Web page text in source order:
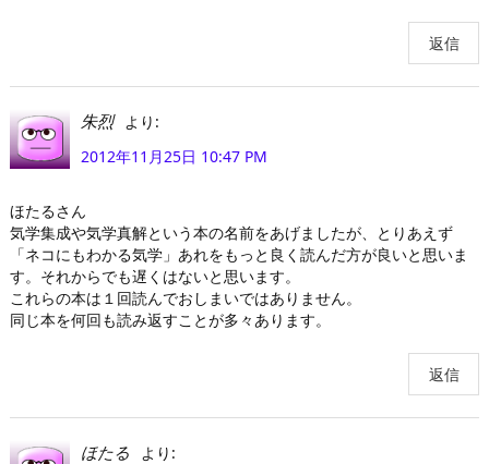
返信
朱烈
より:
2012年11月25日 10:47 PM
ほたるさん
気学集成や気学真解という本の名前をあげましたが、とりあえず
「ネコにもわかる気学」あれをもっと良く読んだ方が良いと思いま
す。それからでも遅くはないと思います。
これらの本は１回読んでおしまいではありません。
同じ本を何回も読み返すことが多々あります。
返信
ほたる
より: